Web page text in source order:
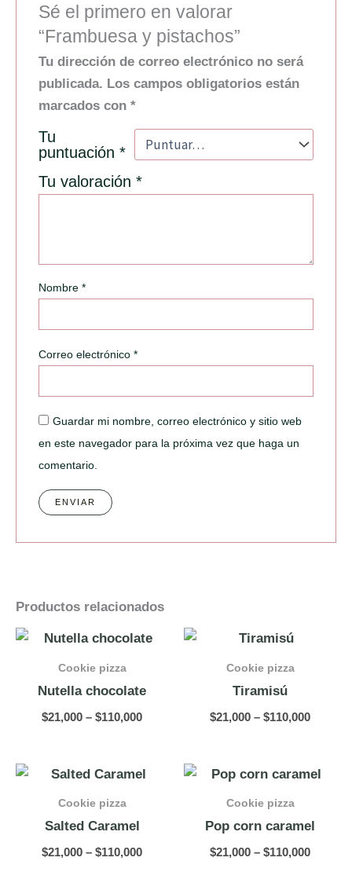
Sé el primero en valorar
“Frambuesa y pistachos”
Tu dirección de correo electrónico no será
publicada. Los campos obligatorios están
marcados con*
Tu
puntuación*
Tu valoración*
Nombre*
Correo electrónico*
Guardar mi nombre, correo electrónico y sitio web
en este navegador para la próxima vez que haga un
comentario.
Productos relacionados
Cookie pizza
Nutella chocolate
$21,000 – $110,000
Price
$110,000
Cookie pizza
Tiramisú
$21,000 – $110,000
Cookie pizza
Salted Caramel
$21,000 – $110,000
Price
Cookie pizza
Pop corn caramel
$21,000 – $110,000
Price